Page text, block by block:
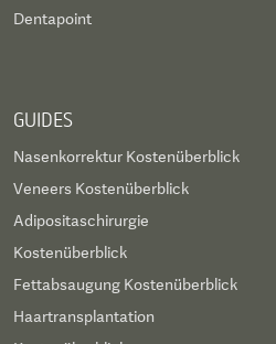
Dentapoint
GUIDES
Nasenkorrektur Kostenüberblick
Veneers Kostenüberblick
Adipositaschirurgie
Kostenüberblick
Fettabsaugung Kostenüberblick
Haartransplantation